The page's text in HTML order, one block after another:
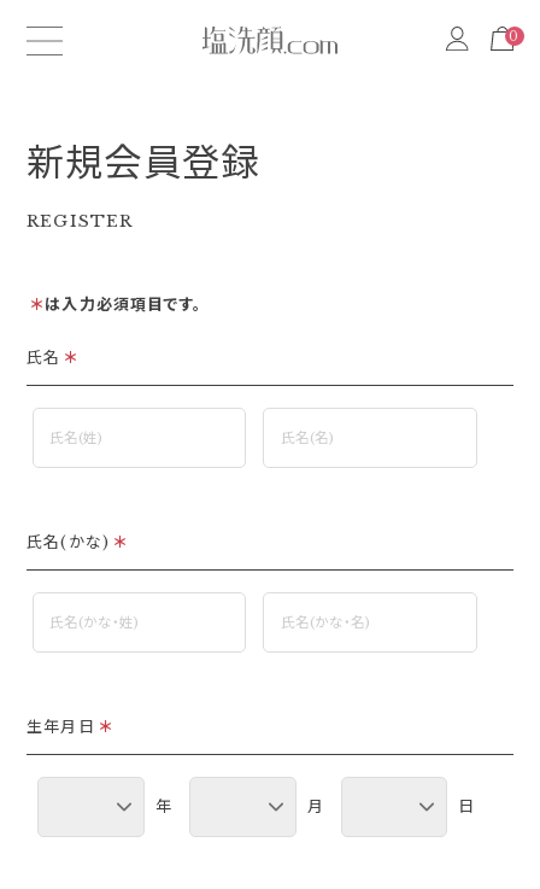
0
0
新規会員登録
REGISTER
＊は入力必須項目です。
氏名 ＊
氏名(かな) ＊
生年月日 ＊
年 月 日